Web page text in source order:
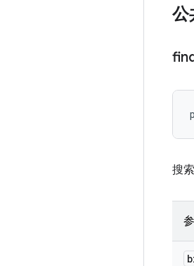
公
搜